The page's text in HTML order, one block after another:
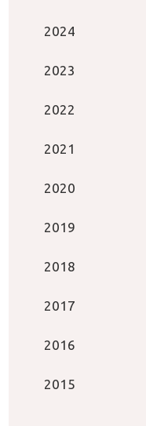
2024
2023
2022
2021
2020
2019
2018
2017
2016
2015